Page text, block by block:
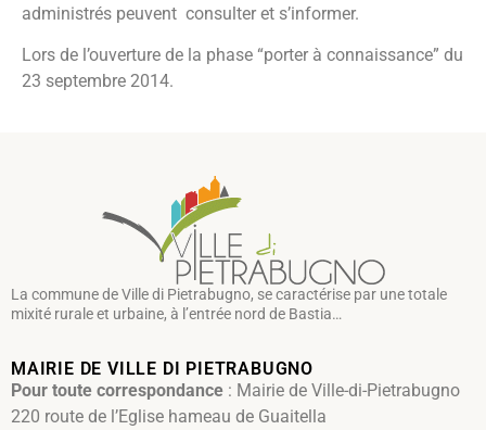
administrés peuvent consulter et s’informer.
Lors de l’ouverture de la phase “porter à connaissance” du
23 septembre 2014.
La commune de Ville di Pietrabugno, se caractérise par une totale
mixité rurale et urbaine, à l’entrée nord de Bastia…
MAIRIE DE VILLE DI PIETRABUGNO
Pour toute correspondance : Mairie de Ville-di-Pietrabugno
220 route de l’Eglise hameau de Guaitella